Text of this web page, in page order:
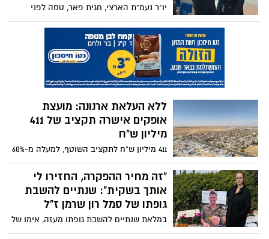
יו"ר נעמ"ת הארצי, חגית פאר, טסה לפני
שבוע לג'נבה בשוויץ במטרה להשתתף בלימוד
עמיתים של יו"ריות המרחבים של נעמ"ת עם
המפגש נערך עם אותן יו"רים במטרה לנהל
דיאלוג בין ארגון הנשים נעמת לנציגת האיחוד
האירופאי באו"ם, בעניין סולידריות ואחריות
ב7.10.
ללא העלאת ארנונה: מועצת
אופקים אישרה תקציב של 411
מיליון ש"ח
411 מיליון ש"ח לתקציב השוטף, למעלה מ-60%
מופנים לחינוך, ביטחון ורווחה, ותוספת
ממשלתית של כ-23 מיליון ש"ח תחזק את
השירותים העירוניים מבלי להכביד על משקי
הבית
"זה מחיר ההפקרה, החזירו לי
אותך בשקית": שנתיים להשבת
גופתו של סמל רון שרמן ז"ל
במלאת שנתיים להשבת גופתו מעזה, אימו של
סמל רון שרמן ז"ל יוצאת בדברים קשים